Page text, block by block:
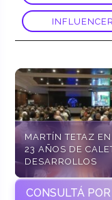
MARTÍN TETAZ
23 AÑOS DE
DESARROLLOS
CONSULTÁ